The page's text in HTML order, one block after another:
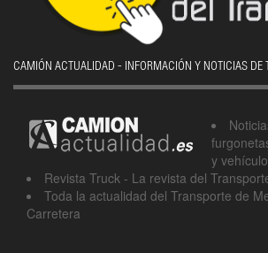
CAMIÓN ACTUALIDAD - INFORMACIÓN Y NOTICIAS DE
y
Revista Truck - La revista del
Toda la actualidad del Transporte de
Carretera